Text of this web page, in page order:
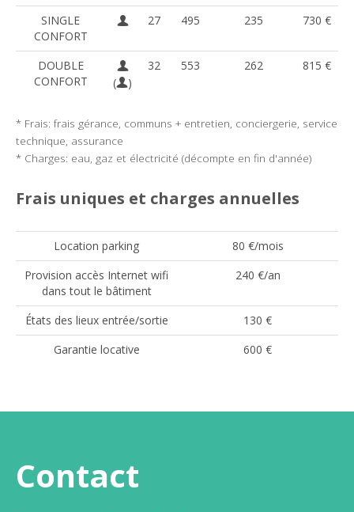
SINGLE
CONFORT
27 495 235 730 €
DOUBLE
CONFORT
( )
32 553 262 815 €
* Frais: frais gérance, communs + entretien, conciergerie, service
technique, assurance
* Charges: eau, gaz et électricité (décompte en fin d'année)
Frais uniques et charges annuelles
Location parking
80 €/mois
Provision accès Internet wifi
dans tout le bâtiment
240 €/an
États des lieux entrée/sortie
130 €
Garantie locative
600 €
Contact